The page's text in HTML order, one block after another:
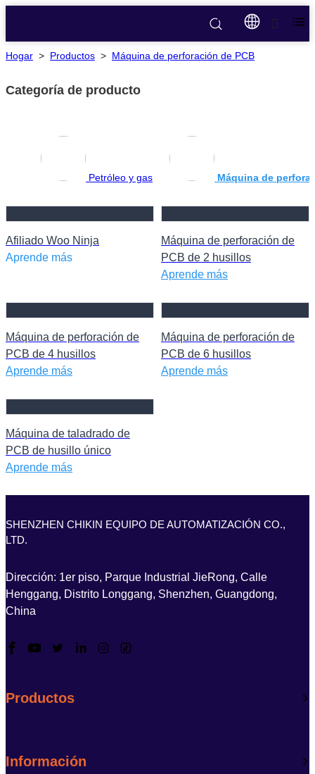
Hogar > Productos > Máquina de perforación de PCB
Categoría de producto
Petróleo y gas Máquina de
Afiliado Woo Ninja
Aprende más
Máquina de perforación de
PCB de 2 husillos
Aprende más
Máquina de perforación de
PCB de 4 husillos
Aprende más
Máquina de perforación de
PCB de 6 husillos
Aprende más
Máquina de taladrado de
PCB de husillo único
Aprende más
SHENZHEN CHIKIN EQUIPO DE AUTOMATIZACIÓN CO.,
LTD.
Dirección: 1er piso, Parque Industrial JieRong, Calle
Henggang, Distrito Longgang, Shenzhen, Guangdong,
China
Productos
Información